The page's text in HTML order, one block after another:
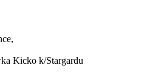
Kicko k/Stargardu